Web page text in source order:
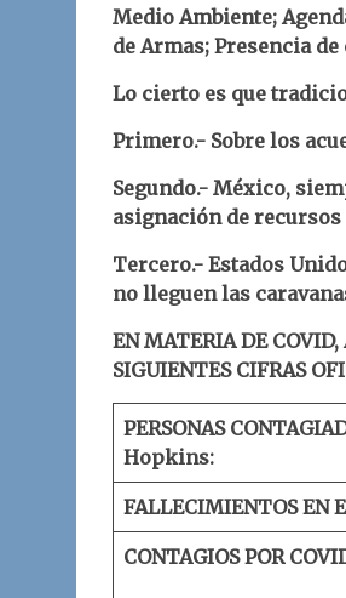
Medio Ambiente;
de Armas; Presencia
Lo cierto es que
Primero.- Sobre los
Segundo.- México,
asignación de
Tercero.- Estados
no lleguen las
EN MATERIA DE
SIGUIENTES CIFRAS
PERSONAS
Hopkins:
FALLECIMIENTOS EN
CONTAGIOS POR